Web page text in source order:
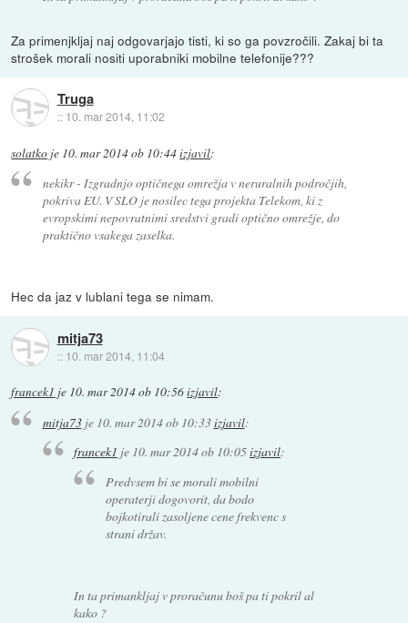
Za primenjkljaj naj odgovarjajo tisti, ki so ga povzročili. Zakaj bi ta
strošek morali nositi uporabniki mobilne telefonije???
Truga
:: 10. mar 2014, 11:02
solatko je 10. mar 2014 ob 10:44izjavil:
nekikr - Izgradnjo optičnega omrežja v neruralnih področjih,
pokriva EU. V SLO je nosilec tega projekta Telekom, ki z
evropskimi nepovratnimi sredstvi gradi optično omrežje, do
praktično vsakega zaselka.
Hec da jaz v lublani tega se nimam.
mitja73
:: 10. mar 2014, 11:04
francek1 je 10. mar 2014 ob 10:56izjavil:
mitja73je 10. mar 2014 ob 10:33izjavil:
francek1 je 10. mar 2014 ob 10:05izjavil:
Predvsem bi se morali mobilni
operaterji dogovorit, da bodo
bojkotirali zasoljene cene frekvenc s
strani držav.
In ta primankljaj v proračunu boš pa ti pokril al
kako ?